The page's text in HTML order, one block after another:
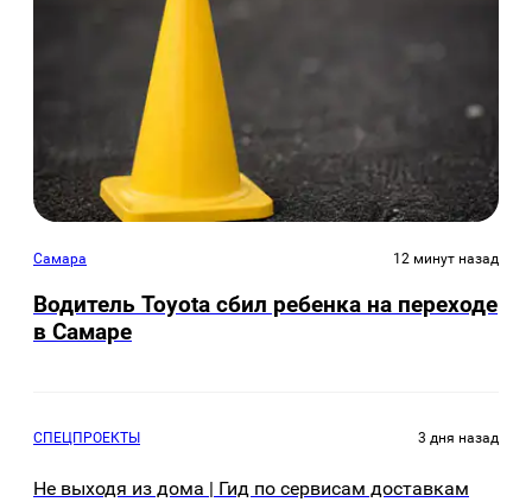
Самара 12 минут назад
Водитель Toyota сбил ребенка на переходе
в Самаре
СПЕЦПРОЕКТЫ 3 дня назад
Не выходя из дома | Гид по сервисам доставкам